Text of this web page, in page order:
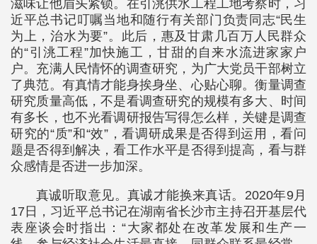
滋味让他眉头紧锁。在引洮供水工程工地考察时，习
近平总书记叮嘱当地和随行有关部门负责同志“民生
为上，治水为要”。此后，惠及甘肃几百万人民群众
的“引洮工程”加快施工，甘甜的自来水流进家家户
户。充满人民情怀的调查研究，为广大党员干部树立
了典范。有真情才能身挨身坐、心贴心聊。衡量调查
研究质量高低，不是看调查研究的规模有多大、时间
有多长，也不光看调研报告写得怎么样，关键是调查
研究的“质”和“效”，看调研成果是否得到运用，看问
题是否得到解决，看工作水平是否得到提高，看与群
众感情是否进一步加深。
真诚听取意见。真诚才能换来真话。2020年9月
17日，习近平总书记在湖南省长沙市主持召开基层代
表座谈会时指出：“大家都处在改革发展和生产一